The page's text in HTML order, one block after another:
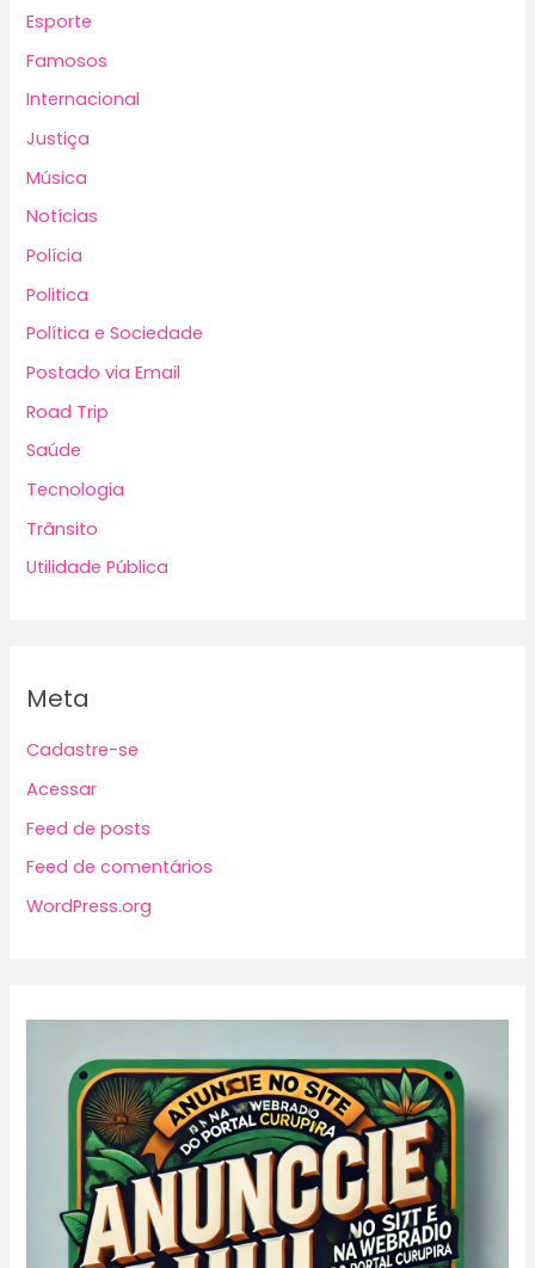
Esporte
Famosos
Internacional
Justiça
Música
Notícias
Polícia
Politica
Política e Sociedade
Postado via Email
Road Trip
Saúde
Tecnologia
Trânsito
Utilidade Pública
Meta
Cadastre-se
Acessar
Feed de posts
Feed de comentários
WordPress.org